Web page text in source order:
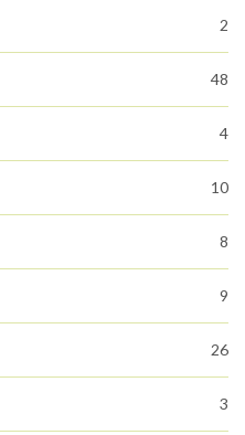
2
48
4
10
8
9
26
3